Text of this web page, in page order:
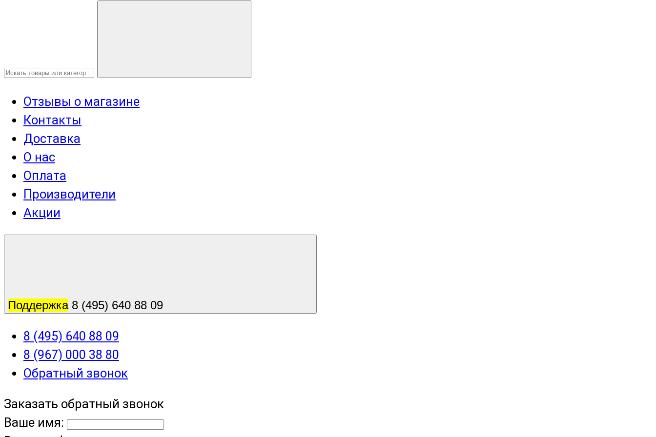
Отзывы о магазине
Контакты
Доставка
О нас
Оплата
Производители
Акции
Поддержка8 (495) 640 88 09
8 (495) 640 88 09
8 (967) 000 38 80
Обратный звонок
Заказать обратный звонок
Ваше имя: